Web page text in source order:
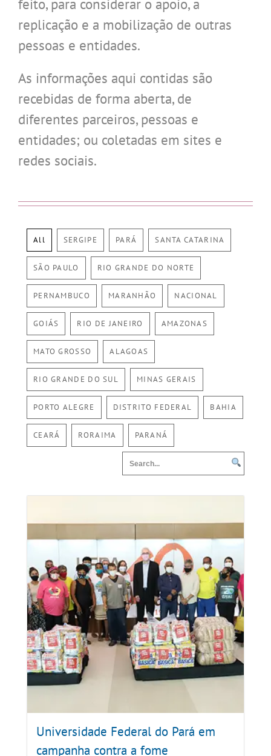
feito, para considerar o apoio, a
replicação e a mobilização de outras
pessoas e entidades.
As informações aqui contidas são
recebidas de forma aberta, de
diferentes parceiros, pessoas e
entidades; ou coletadas em sites e
redes sociais.
All SERGIPE PARÁ SANTA CATARINA
SÃO PAULO RIO GRANDE DO NORTE
PERNAMBUCO MARANHÃO NACIONAL
GOIÁS RIO DE JANEIRO AMAZONAS
MATO GROSSO ALAGOAS
RIO GRANDE DO SUL MINAS GERAIS
PORTO ALEGRE DISTRITO FEDERAL BAHIA
CEARÁ RORAIMA PARANÁ
Universidade Federal do Pará em
campanha contra a fome